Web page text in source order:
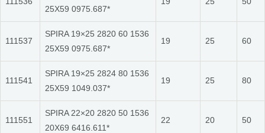
25X59 0975.687*
111537
SPIRA 19×25 2820 60 1536
25X59 0975.687*
19 25 60
111541
SPIRA 19×25 2824 80 1536
25X59 1049.037*
19 25 80
111551
SPIRA 22×20 2820 50 1536
20X69 6416.611*
22 20 50